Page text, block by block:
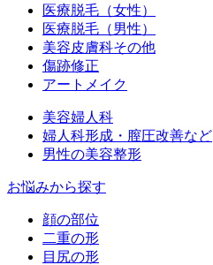
医療脱毛（女性）
医療脱毛（男性）
美容皮膚科その他
傷跡修正
アートメイク
美容婦人科
婦人科形成・膣圧改善など
男性の美容整形
お悩みから探す
顔の部位
二重の形
目尻の形